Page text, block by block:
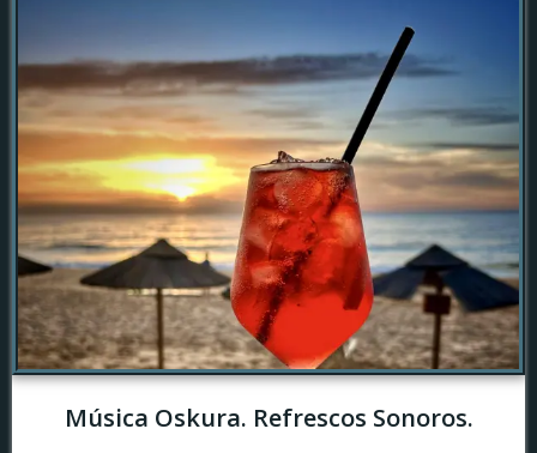
Música Oskura. Refrescos Sonoros.